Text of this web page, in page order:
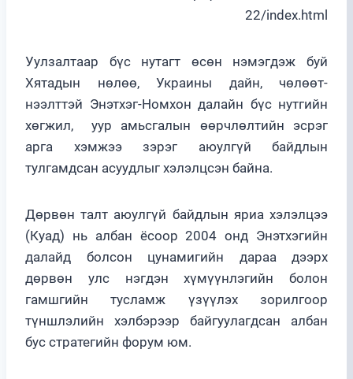
22/index.html
Уулзалтаар бүс нутагт өсөн нэмэгдэж буй
Хятадын нөлөө, Украины дайн, чөлөөт-
нээлттэй Энэтхэг-Номхон далайн бүс нутгийн
хөгжил, уур амьсгалын өөрчлөлтийн эсрэг
арга хэмжээ зэрэг аюулгүй байдлын
тулгамдсан асуудлыг хэлэлцсэн байна.
Дөрвөн талт аюулгүй байдлын яриа хэлэлцээ
(Куад) нь албан ёсоор 2004 онд Энэтхэгийн
далайд болсон цунамигийн дараа дээрх
дөрвөн улс нэгдэн хүмүүнлэгийн болон
гамшгийн тусламж үзүүлэх зорилгоор
түншлэлийн хэлбэрээр байгуулагдсан албан
бус стратегийн форум юм.